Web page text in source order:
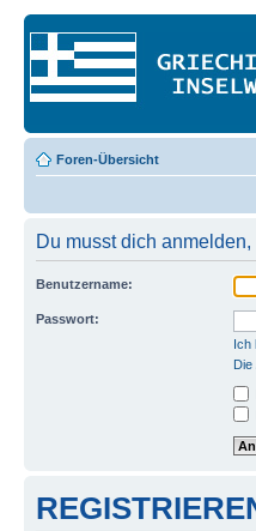
Foren-Übersicht
Du musst dich
Benutzername:
Passwort:
Ich